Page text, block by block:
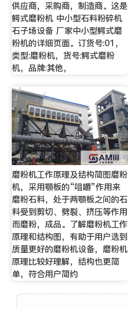
供应商，采购商，制造商。这是
鳄式磨粉机 中小型石料粉碎机
石子场设备 厂家中小型鳄式磨
粉机的详细页面。订货号:01，
类型:磨粉机，货号:鳄式磨粉
机，品牌:其他，
磨粉机工作原理及结构简图磨粉
机，采用颚板的“咀嚼”作用来
磨粉石料，处于两颚板之间的石
料受到剪切、劈裂、挤压等作用
而磨粉，成品。了解磨粉机工作
原理和结构图，有助于用户选到
质量更好的磨粉机设备，磨粉机
原理比较好理解，结构也更简
单，符合用户简约